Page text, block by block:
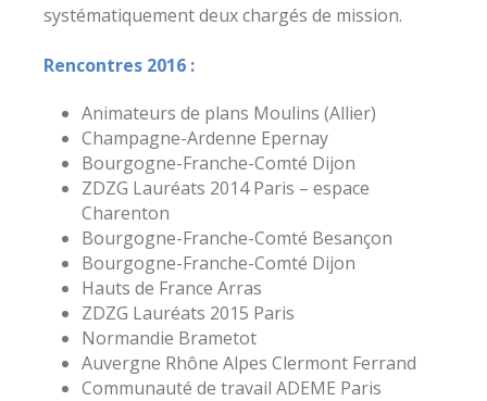
systématiquement deux chargés de mission.
Rencontres 2016 :
Animateurs de plans Moulins (Allier)
Champagne-Ardenne Epernay
Bourgogne-Franche-Comté Dijon
ZDZG Lauréats 2014 Paris – espace
Charenton
Bourgogne-Franche-Comté Besançon
Bourgogne-Franche-Comté Dijon
Hauts de France Arras
ZDZG Lauréats 2015 Paris
Normandie Brametot
Auvergne Rhône Alpes Clermont Ferrand
Communauté de travail ADEME Paris